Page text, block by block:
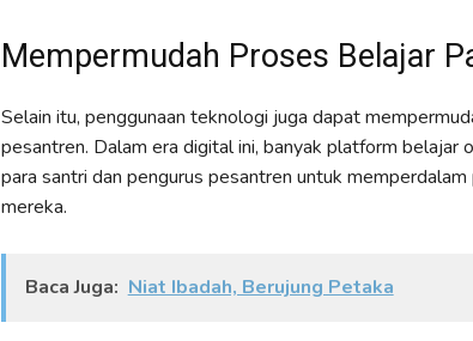
Mempermudah Proses Belajar
Selain itu, penggunaan teknologi juga dapat
pesantren. Dalam era digital ini, banyak platform belajar
para santri dan pengurus pesantren untuk
mereka.
Baca Juga: Niat Ibadah, Berujung Petaka